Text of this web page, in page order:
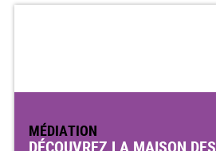
MÉDIATION
DÉCOUVREZ LA MAISON DES